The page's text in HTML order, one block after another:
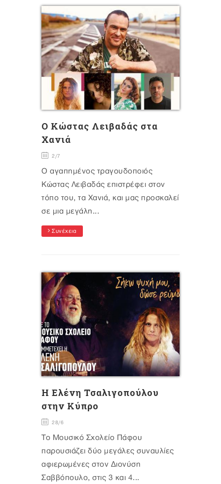
O Κώστας Λειβαδάς στα
Χανιά
2/7
Ο αγαπημένος τραγουδοποιός
Κώστας Λειβαδάς επιστρέφει στον
τόπο του, τα Χανιά, και μας προσκαλεί
σε μια μεγάλη...
Συνέχεια
Η Ελένη Τσαλιγοπούλου
στην Κύπρο
28/6
Το Μουσικό Σχολείο Πάφου
παρουσιάζει δύο μεγάλες συναυλίες
αφιερωμένες στον Διονύση
Σαββόπουλο, στις 3 και 4...